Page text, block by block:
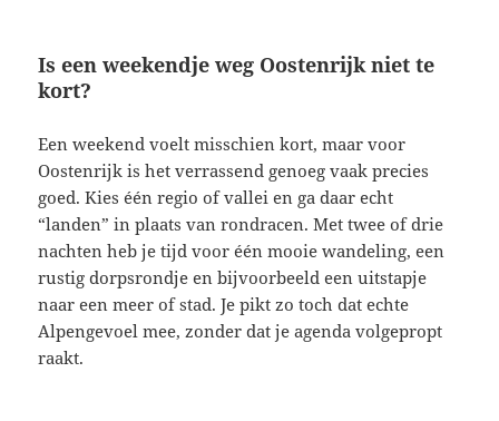
Is een weekendje weg Oostenrijk niet te
kort?
Een weekend voelt misschien kort, maar voor
Oostenrijk is het verrassend genoeg vaak precies
goed. Kies één regio of vallei en ga daar echt
“landen” in plaats van rondracen. Met twee of drie
nachten heb je tijd voor één mooie wandeling, een
rustig dorpsrondje en bijvoorbeeld een uitstapje
naar een meer of stad. Je pikt zo toch dat echte
Alpengevoel mee, zonder dat je agenda volgepropt
raakt.